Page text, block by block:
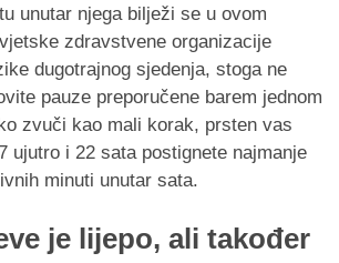
unutar njega bilježi se u ovom
zdravstvene organizacije
dugotrajnog sjedenja, stoga ne
pauze preporučene barem jednom
zvuči kao mali korak, prsten vas
ujutro i 22 sata postignete najmanje
minuti unutar sata.
je lijepo, ali također